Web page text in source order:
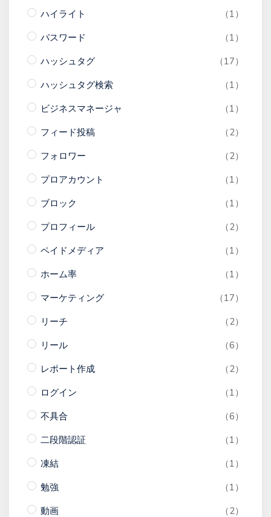
ハイライト
（1）
パスワード
（1）
ハッシュタグ
（17）
ハッシュタグ検索
（1）
ビジネスマネージャ
（1）
フィード投稿
（2）
フォロワー
（2）
プロアカウント
（1）
ブロック
（1）
プロフィール
（2）
ペイドメディア
（1）
ホーム率
（1）
マーケティング
（17）
リーチ
（2）
リール
（6）
レポート作成
（2）
ログイン
（1）
不具合
（6）
二段階認証
（1）
凍結
（1）
勉強
（1）
動画
（2）